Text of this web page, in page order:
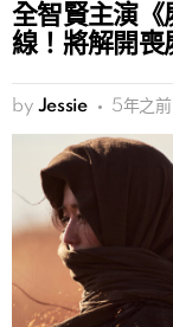
全智賢主演
線！將解開喪
by Jessie 5年之前